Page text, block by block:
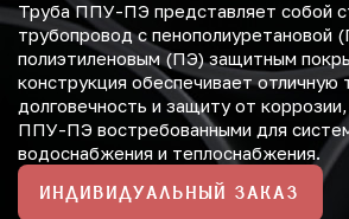
Труба ППУ-ПЭ представляет собой
трубопровод с пенополиуретановой
полиэтиленовым (ПЭ) защитным
конструкция обеспечивает отличную
долговечность и защиту от
ППУ-ПЭ востребованными для
водоснабжения и теплоснабжения.
ИНДИВИДУАЛЬНЫЙ ЗАКАЗ